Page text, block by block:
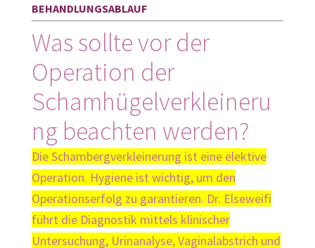
BEHANDLUNGSABLAUF
Was sollte vor der
Operation der
Schamhügelverkleineru
ng beachten werden?
Die Schambergverkleinerung ist eine elektive
Operation. Hygiene ist wichtig, um den
Operationserfolg zu garantieren. Dr. Elseweifi
führt die Diagnostik mittels klinischer
Untersuchung, Urinanalyse, Vaginalabstrich und